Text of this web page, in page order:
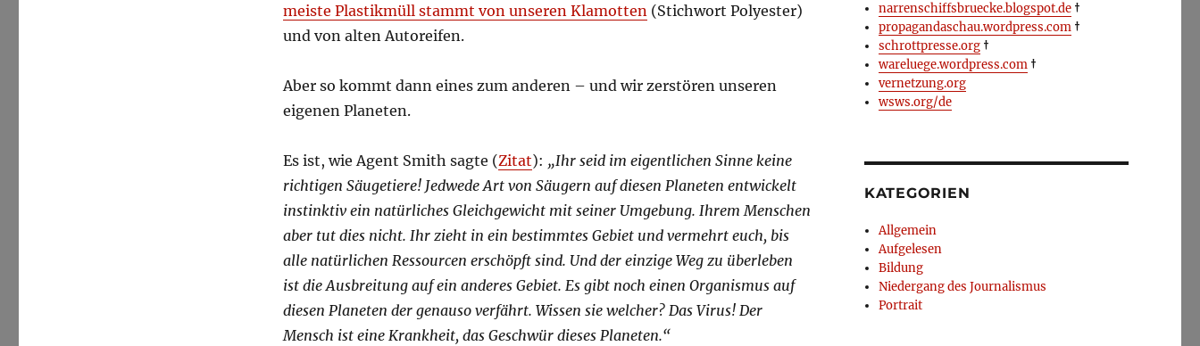
meiste Plastikmüll stammt von unseren Klamotten(Stichwort Polyester)
und von alten Autoreifen.
Aber so kommt dann eines zum anderen – und wir zerstören unseren
eigenen Planeten.
Es ist, wie Agent Smith sagte (Zitat): „Ihr seid im eigentlichen Sinne keine
richtigen Säugetiere! Jedwede Art von Säugern auf diesen Planeten entwickelt
instinktiv ein natürliches Gleichgewicht mit seiner Umgebung. Ihrem Menschen
aber tut dies nicht. Ihr zieht in ein bestimmtes Gebiet und vermehrt euch, bis
alle natürlichen Ressourcen erschöpft sind. Und der einzige Weg zu überleben
ist die Ausbreitung auf ein anderes Gebiet. Es gibt noch einen Organismus auf
diesen Planeten der genauso verfährt. Wissen sie welcher? Das Virus! Der
Mensch ist eine Krankheit, das Geschwür dieses Planeten.“
narrenschiffsbruecke.blogspot.de †
propagandaschau.wordpress.com †
schrottpresse.org †
wareluege.wordpress.com †
vernetzung.org
wsws.org/de
KATEGORIEN
Allgemein
Aufgelesen
Bildung
Niedergang des Journalismus
Portrait